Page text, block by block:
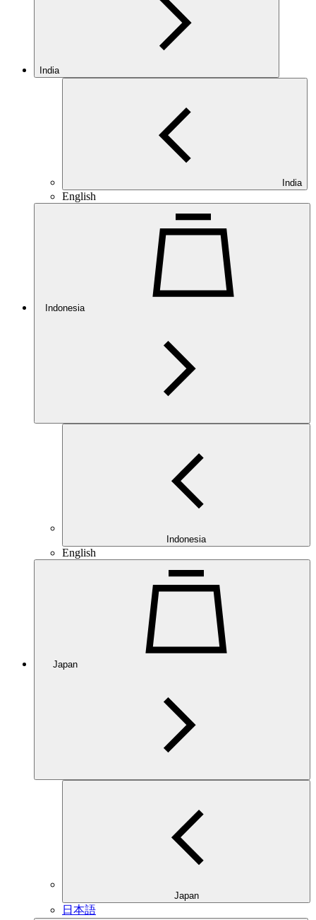
India
India
English
Indonesia
Indonesia
English
Japan
Japan
日本語